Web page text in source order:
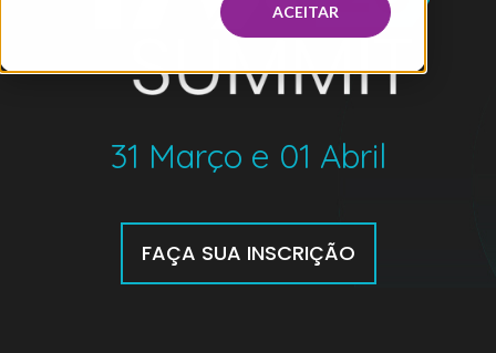
ACEITAR
31 Março e 01 Abril
FAÇA SUA INSCRIÇÃO